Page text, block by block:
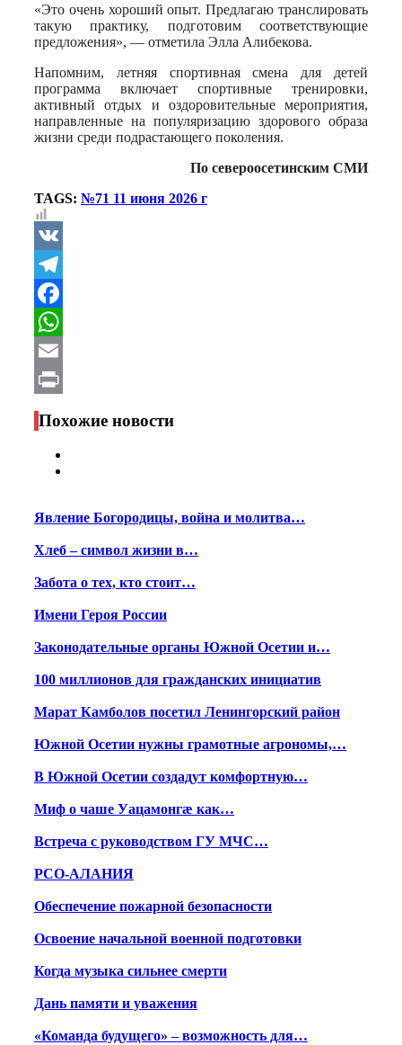
«Это очень хороший опыт. Предлагаю транслировать
такую практику, подготовим соответствующие
предложения», — отметила Элла Алибекова.
Напомним, летняя спортивная смена для детей
программа включает спортивные тренировки,
активный отдых и оздоровительные мероприятия,
направленные на популяризацию здорового образа
жизни среди подрастающего поколения.
По североосетинским СМИ
TAGS: №71 11 июня 2026 г
VK
Telegram
Facebook
WhatsApp
Email
Print
Похожие новости
Явление Богородицы, война и молитва…
Хлеб – символ жизни в…
Забота о тех, кто стоит…
Имени Героя России
Законодательные органы Южной Осетии и…
100 миллионов для гражданских инициатив
Марат Камболов посетил Ленингорский район
Южной Осетии нужны грамотные агрономы,…
В Южной Осетии создадут комфортную…
Миф о чаше Уацамонгæ как…
Встреча с руководством ГУ МЧС…
РСО-АЛАНИЯ
Обеспечение пожарной безопасности
Освоение начальной военной подготовки
Когда музыка сильнее смерти
Дань памяти и уважения
«Команда будущего» – возможность для…